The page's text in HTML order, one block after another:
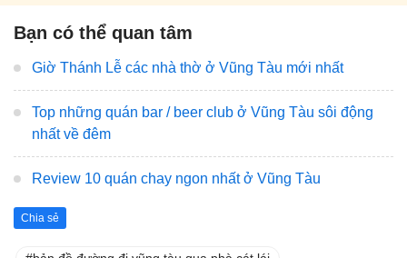
Bạn có thể quan tâm
Giờ Thánh Lễ các nhà thờ ở Vũng Tàu mới nhất
Top những quán bar / beer club ở Vũng Tàu sôi động
nhất về đêm
Review 10 quán chay ngon nhất ở Vũng Tàu
Chia sẻ